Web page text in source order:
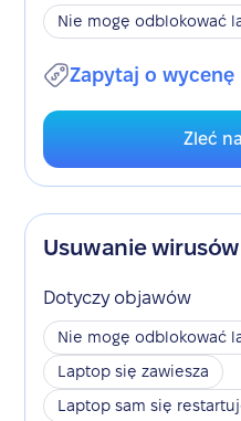
Nie mogę odblokować
Zapytaj o wycenę
Zleć
Usuwanie wirusów
Dotyczy objawów
Nie mogę odblokować
Laptop się zawiesza
Laptop sam się